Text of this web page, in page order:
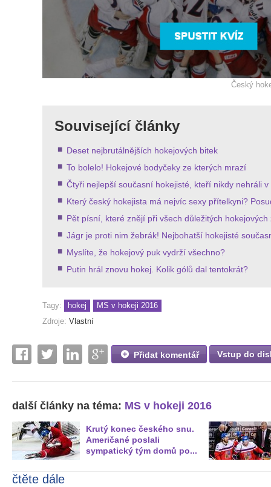
Český
Související články
Deset nejbrutálnějších hokejových bitek
To bolelo! Hokejové bodyčeky ze kterých mrazí
Čtyři nejlepší současní hokejisté, kteří nikdy nehráli v
Který český hokejista má nejvíc sexy přítelkyni?
Pět písní, které znějí při všech důležitých hokejových
Jágr je proti nim žebrák! Nejbohatší hokejisté
Myslíte, že hokejový puk vydrží všechno?
Putin hrál znovu hokej. Kolik gólů dal tentokrát?
Tagy: hokej
MS v hokeji 2016
Zdroje: Vlastní
Přidat komentář Vstup do
další články na téma: MS v hokeji 2016
Krutý konec českého snu.
Američané poslali
sympatický tým domů po...
čtěte dále